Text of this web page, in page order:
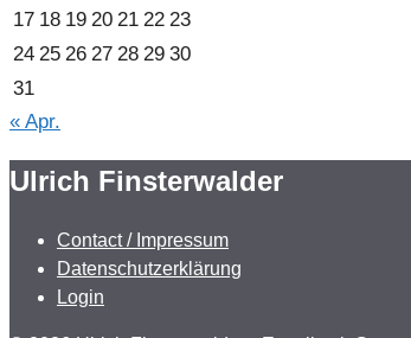
17 18 19 20 21 22 23
24 25 26 27 28 29 30
31
« Apr.
Ulrich Finsterwalder
Contact / Impressum
Datenschutzerklärung
Login